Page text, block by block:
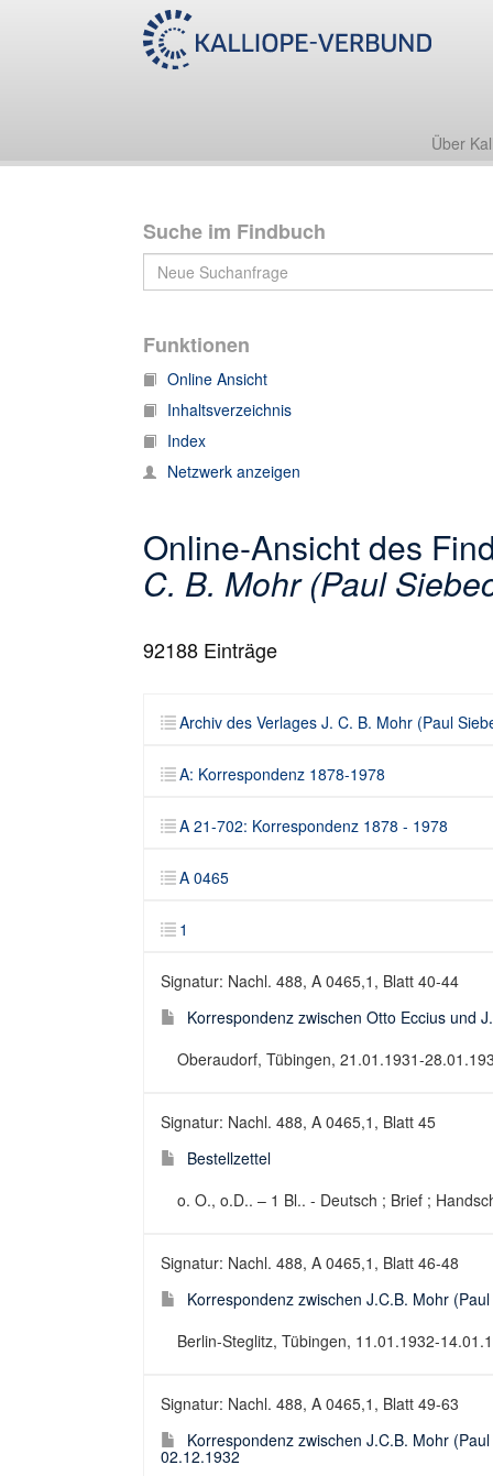
Über
Suche im Findbuch
Funktionen
Online Ansicht
Inhaltsverzeichnis
Index
Netzwerk anzeigen
Online-Ansicht des
C. B. Mohr (Paul
92188 Einträge
Archiv des Verlages J. C. B. Mohr (Paul Siebeck)
A: Korrespondenz 1878-1978
Archiv des Verlages J. C. B. Mohr (Paul
A: Korrespondenz 1878-1978
A 21-702: Korrespondenz 1878 - 1978
A 0465
1
Signatur: Nachl. 488, A 0465,1, Blatt 40-44
Korrespondenz zwischen Otto Eccius und
Oberaudorf, Tübingen, 21.01.1931-
Signatur: Nachl. 488, A 0465,1, Blatt 45
Bestellzettel
o. O., o.D.. – 1 Bl.. - Deutsch ; Brief ;
Signatur: Nachl. 488, A 0465,1, Blatt 46-48
Korrespondenz zwischen J.C.B. Mohr
Berlin-Steglitz, Tübingen, 11.01.1932-
Signatur: Nachl. 488, A 0465,1, Blatt 49-63
Korrespondenz zwischen J.C.B. Mohr
02.12.1932